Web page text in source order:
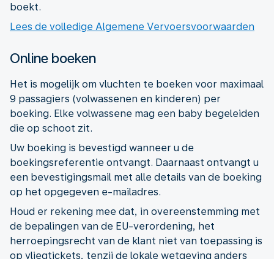
boekt.
Lees de volledige Algemene Vervoersvoorwaarden
Online boeken
Het is mogelijk om vluchten te boeken voor maximaal
9 passagiers (volwassenen en kinderen) per
boeking. Elke volwassene mag een baby begeleiden
die op schoot zit.
Uw boeking is bevestigd wanneer u de
boekingsreferentie ontvangt. Daarnaast ontvangt u
een bevestigingsmail met alle details van de boeking
op het opgegeven e-mailadres.
Houd er rekening mee dat, in overeenstemming met
de bepalingen van de EU-verordening, het
herroepingsrecht van de klant niet van toepassing is
op vliegtickets, tenzij de lokale wetgeving anders